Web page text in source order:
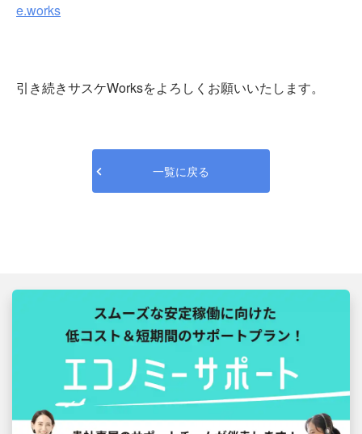
e.works
引き続きサスケWorksをよろしくお願いいたします。
一覧に戻る